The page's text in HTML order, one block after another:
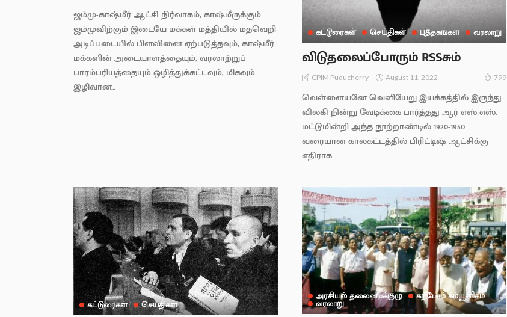
ஜம்மு-காஷ்மீர் ஆட்சி நிர்வாகம், காஷ்மீருக்கும்
ஜம்முவிற்கும் இடையே மக்கள் மத்தியில் மதவெறி
அடிப்படையில் பிளவினை ஏற்படுத்தவும், காஷ்மீர்
மக்களின் அடையாளத்தையும், வரலாற்றுப்
பாரம்பரியத்தையும் ஒழித்துக்கட்டவும், மிகவும்
இழிவான...
கட்டுரைகள் செய்திகள் புத்தகங்கள் வரலாறு
விடுதலைப்போரும் RSSசும்
CPIM Puducherry August 11, 2022 799
வெள்ளையனே வெளியேறு இயக்கத்தில் இருந்து
விலகி நின்று வேடிக்கை பார்த்தது ஆர் எஸ் எஸ்.
மட்டுமின்றி அந்த நூற்றாண்டில் 1920-1950
வரையான காலகட்டத்தில் பிரிட்டிஷ் ஆட்சிக்கு
எதிராக...
கட்டுரைகள் செய்திகள்
அரசியல் தலைமைக்குழு கற்போம் கம்யூனிசம்
வரலாறு